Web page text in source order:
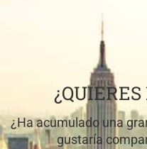
¿Ha acumulado una
gustaría